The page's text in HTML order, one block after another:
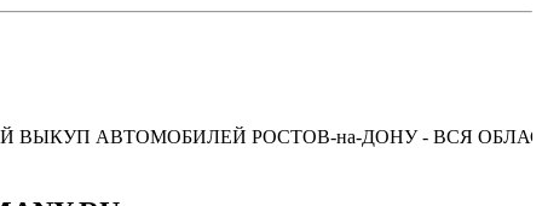
РОСТОВ-на-ДОНУ - ВСЯ ОБЛАСТЬ